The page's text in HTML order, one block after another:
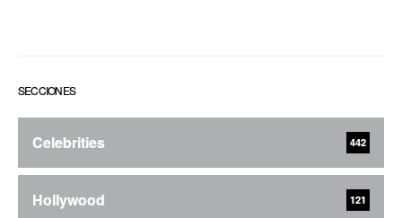
SECCIONES
Celebrities 442
Hollywood 121